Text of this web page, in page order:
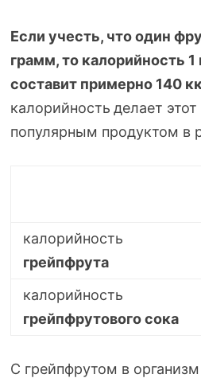
Если учесть, что один
грамм, то калорийность 1
составит примерно 140
калорийность делает
популярным продуктом в
калорийность
грейпфрута
калорийность
грейпфрутового сока
С грейпфрутом в